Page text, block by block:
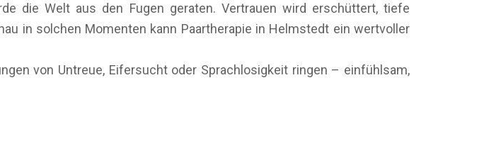
die Welt aus den Fugen geraten. Vertrauen wird erschüttert, tiefe
in solchen Momenten kann Paartherapie in Helmstedt ein wertvoller
von Untreue, Eifersucht oder Sprachlosigkeit ringen – einfühlsam,